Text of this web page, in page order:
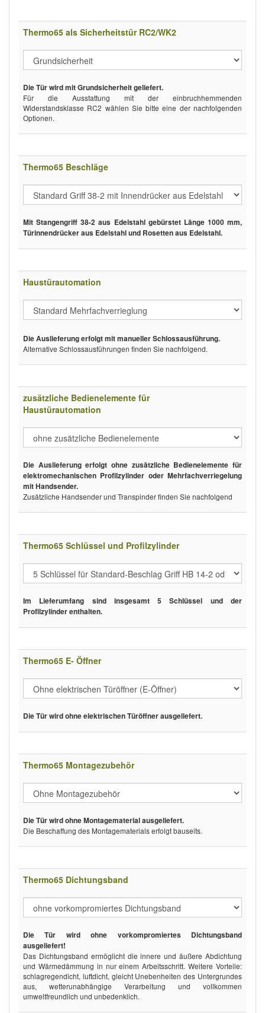
Thermo65 als Sicherheitstür RC2/WK2
Die Tür wird mit Grundsicherheit geliefert.
Für die Ausstattung mit der einbruchhemmenden
Widerstandsklasse RC2 wählen Sie bitte eine der nachfolgenden
Optionen.
Thermo65 Beschläge
Mit Stangengriff 38-2 aus Edelstahl gebürstet Länge 1000 mm,
Türinnendrücker aus Edelstahl und Rosetten aus Edelstahl.
Haustürautomation
Die Auslieferung erfolgt mit manueller Schlossausführung.
Alternative Schlossausführungen finden Sie nachfolgend.
zusätzliche Bedienelemente für
Haustürautomation
Die Auslieferung erfolgt ohne zusätzliche Bedienelemente für
elektromechanischen Profilzylinder oder Mehrfachverriegelung
mit Handsender.
Zusätzliche Handsender und Transpinder finden Sie nachfolgend
Thermo65 Schlüssel und Profilzylinder
Im Lieferumfang sind insgesamt 5 Schlüssel und der
Profilzylinder enthalten.
Thermo65 E- Öffner
Die Tür wird ohne elektrischen Türöffner ausgeliefert.
Thermo65 Montagezubehör
Die Tür wird ohne Montagematerial ausgeliefert.
Die Beschaffung des Montagematerials erfolgt bauseits.
Thermo65 Dichtungsband
Die Tür wird ohne vorkompromiertes Dichtungsband
ausgeliefert!
Das Dichtungsband ermöglicht die innere und äußere Abdichtung
und Wärmedämmung in nur einem Arbeitsschritt. Weitere Vorteile:
schlagregendicht, luftdicht, gleicht Unebenheiten des Untergrundes
aus, wetterunabhängige Verarbeitung und vollkommen
umweltfreundlich und unbedenklich.